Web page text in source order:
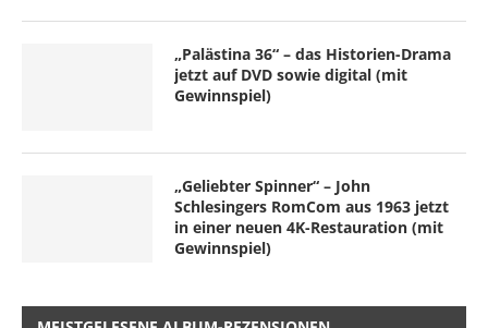
„Palästina 36“ – das Historien-Drama
jetzt auf DVD sowie digital (mit
Gewinnspiel)
„Geliebter Spinner“ – John
Schlesingers RomCom aus 1963 jetzt
in einer neuen 4K-Restauration (mit
Gewinnspiel)